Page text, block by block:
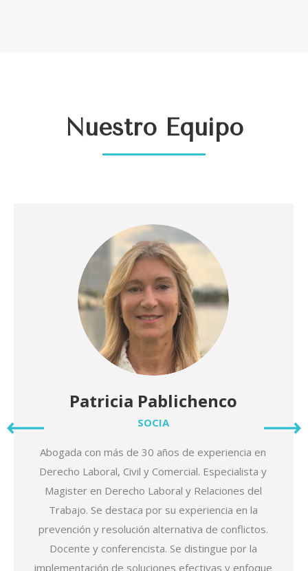
Nuestro Equipo
Patricia Pablichenco
SOCIA
Abogada con más de 30 años de experiencia en
Derecho Laboral, Civil y Comercial. Especialista y
Magister en Derecho Laboral y Relaciones del
Trabajo. Se destaca por su experiencia en la
prevención y resolución alternativa de conflictos.
Docente y conferencista. Se distingue por la
implementación de soluciones efectivas y enfoque